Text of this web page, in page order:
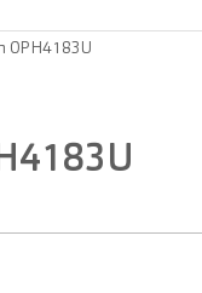
0PH4183U